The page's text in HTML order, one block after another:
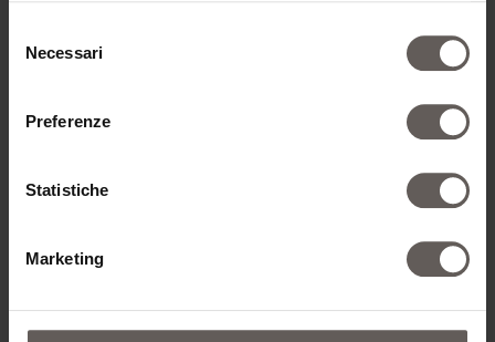
delNecessari
Preferenze
Statistiche
Marketing
TITOLO*